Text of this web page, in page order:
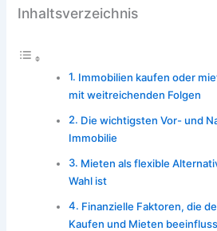
Inhaltsverzeichnis
Immobilien kaufen oder
mit weitreichenden Folgen
Die wichtigsten Vor- und
Immobilie
Mieten als flexible
Wahl ist
Finanzielle Faktoren, die
Kaufen und Mieten